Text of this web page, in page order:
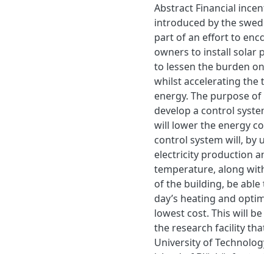
Abstract Financial
introduced by the
part of an effort to
owners to install solar
to lessen the burden on
whilst accelerating the
energy. The purpose of
develop a control
will lower the energy
control system will, by
electricity production
temperature, along with
of the building, be able
day’s heating and
lowest cost. This will be
the research facility that
University of Technology